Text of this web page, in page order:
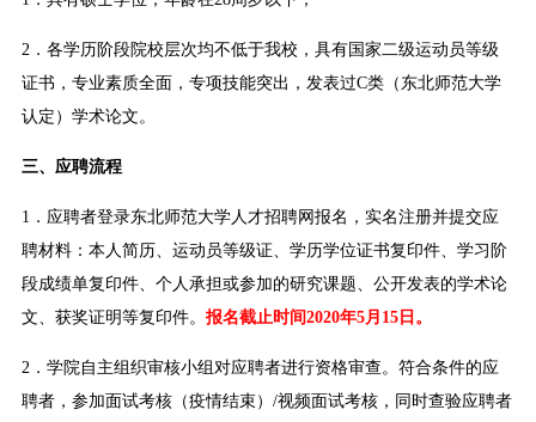
2．各学历阶段院校层次均不低于我校，具有国家二级运动员等级
证书，专业素质全面，专项技能突出，发表过C类（东北师范大学
认定）学术论文。
三、应聘流程
1．应聘者登录东北师范大学人才招聘网报名，实名注册并提交应
聘材料：本人简历、运动员等级证、学历学位证书复印件、学习阶
段成绩单复印件、个人承担或参加的研究课题、公开发表的学术论
文、获奖证明等复印件。 报名截止时间2020年5月15日。
2．学院自主组织审核小组对应聘者进行资格审查。符合条件的应
聘者，参加面试考核（疫情结束）/视频面试考核，同时查验应聘者